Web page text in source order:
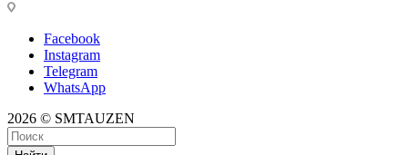
Facebook
Instagram
Telegram
WhatsApp
2026 © SMTAUZEN